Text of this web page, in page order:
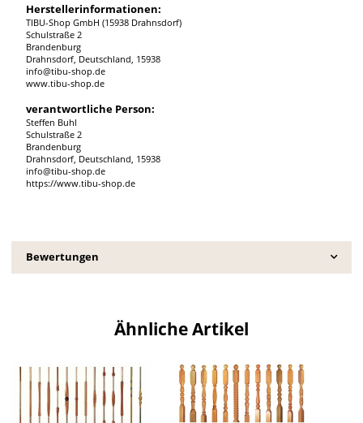
Herstellerinformationen:
TIBU-Shop GmbH (15938 Drahnsdorf)
Schulstraße 2
Brandenburg
Drahnsdorf, Deutschland, 15938
info@tibu-shop.de
www.tibu-shop.de
verantwortliche Person:
Steffen Buhl
Schulstraße 2
Brandenburg
Drahnsdorf, Deutschland, 15938
info@tibu-shop.de
https://www.tibu-shop.de
Bewertungen
Ähnliche Artikel